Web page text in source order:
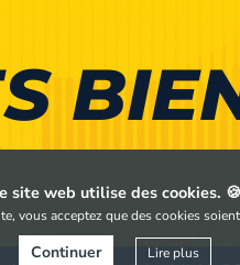
site web utilise des cookies. 🍪
vous acceptez que des cookies
Continuer Lire plus